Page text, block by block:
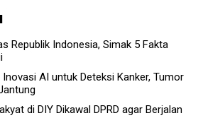
Republik Indonesia, Simak 5 Fakta
AI untuk Deteksi Kanker, Tumor
di DIY Dikawal DPRD agar Berjalan